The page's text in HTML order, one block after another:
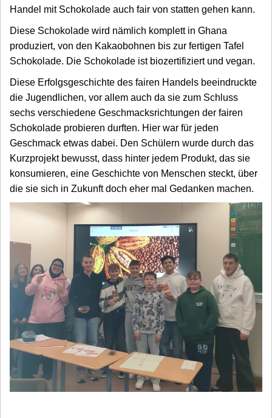
Handel mit Schokolade auch fair von statten gehen kann.
Diese Schokolade wird nämlich komplett in Ghana
produziert, von den Kakaobohnen bis zur fertigen Tafel
Schokolade. Die Schokolade ist biozertifiziert und vegan.
Diese Erfolgsgeschichte des fairen Handels beeindruckte
die Jugendlichen, vor allem auch da sie zum Schluss
sechs verschiedene Geschmacksrichtungen der fairen
Schokolade probieren durften. Hier war für jeden
Geschmack etwas dabei. Den Schülern wurde durch das
Kurzprojekt bewusst, dass hinter jedem Produkt, das sie
konsumieren, eine Geschichte von Menschen steckt, über
die sie sich in Zukunft doch eher mal Gedanken machen.